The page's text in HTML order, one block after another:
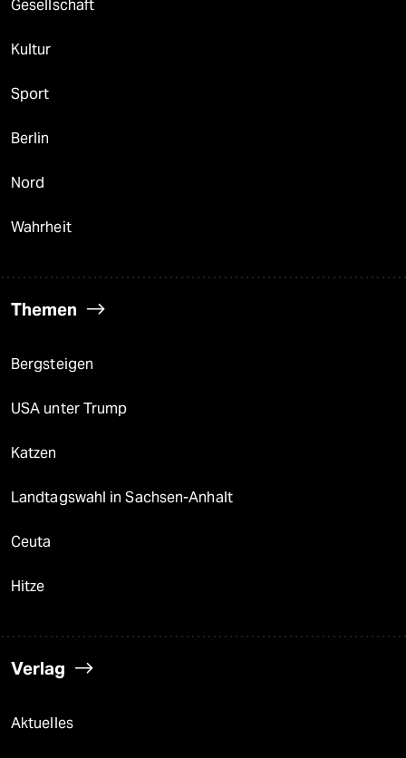
Gesellschaft
Kultur
Sport
Berlin
Nord
Wahrheit
Themen
Bergsteigen
USA unter Trump
Katzen
Landtagswahl in Sachsen-Anhalt
Ceuta
Hitze
Verlag
Aktuelles